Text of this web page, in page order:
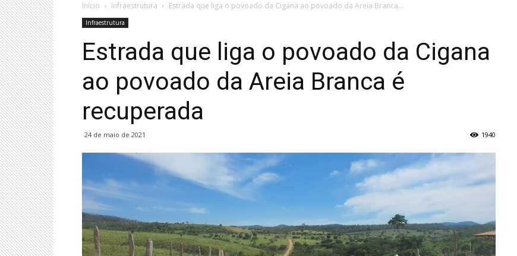
Municipal
de
Piritiba
Início Infraestrutura Estrada que liga o povoado da Cigana ao povoado da Areia Branca...
Infraestrutura
Estrada que liga o povoado da Cigana
ao povoado da Areia Branca é
recuperada
24 de maio de 2021 1940